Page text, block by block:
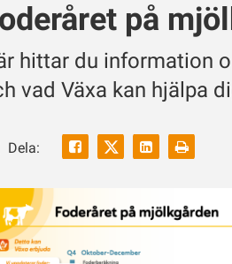
på
hittar du information
vad Växa kan hjälpa
Dela:
Facebook LinkedinSkriv